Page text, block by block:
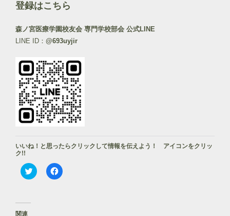
登録はこちら
森ノ宮医療学園校友会 専門学校部会 公式LINE
LINE ID： @693uyjir
いいね！と思ったらクリックして情報を伝えよう！ アイコンをクリッ
ク!!
ク
リ
F
a
関連